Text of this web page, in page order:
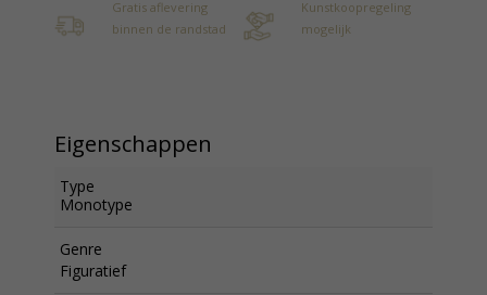
Gratis aflevering
binnen de randstad
Kunstkoopregeling
mogelijk
Eigenschappen
Type
Monotype
Genre
Figuratief